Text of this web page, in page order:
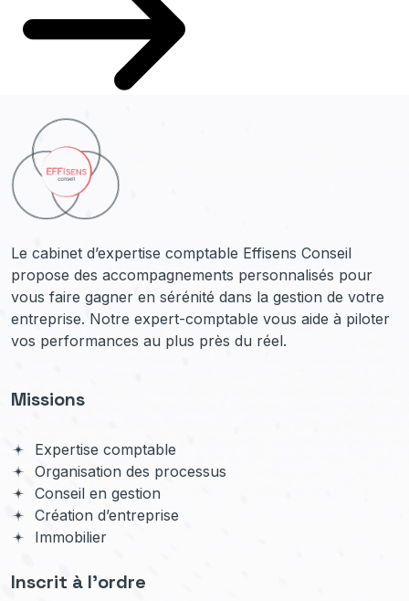
Le cabinet d’expertise comptable Effisens Conseil
propose des accompagnements personnalisés pour
vous faire gagner en sérénité dans la gestion de votre
entreprise. Notre expert-comptable vous aide à piloter
vos performances au plus près du réel.
Missions
Expertise comptable
Organisation des processus
Conseil en gestion
Création d’entreprise
Immobilier
Inscrit à l'ordre